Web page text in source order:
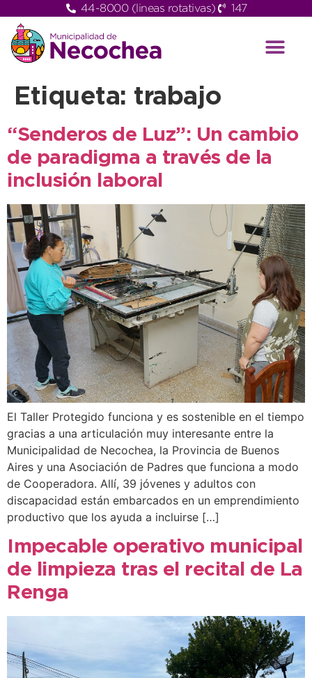
44-8000 (lineas rotativas) 147
Etiqueta: trabajo
“Senderos de Luz”: Un cambio
de paradigma a través de la
inclusión laboral
El Taller Protegido funciona y es sostenible en el tiempo
gracias a una articulación muy interesante entre la
Municipalidad de Necochea, la Provincia de Buenos
Aires y una Asociación de Padres que funciona a modo
de Cooperadora. Allí, 39 jóvenes y adultos con
discapacidad están embarcados en un emprendimiento
productivo que los ayuda a incluirse […]
Impecable operativo municipal
de limpieza tras el recital de La
Renga